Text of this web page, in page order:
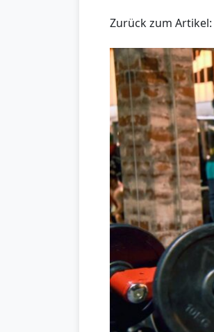
Zurück zum Artikel: